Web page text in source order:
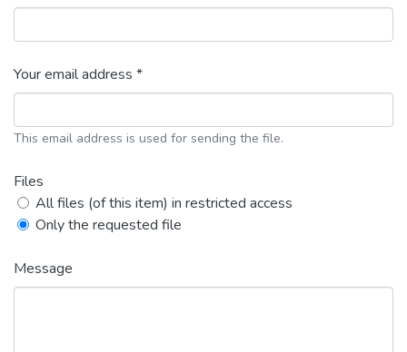
Your email address *
This email address is used for sending the file.
Files
All files (of this item) in restricted access
Only the requested file
Message